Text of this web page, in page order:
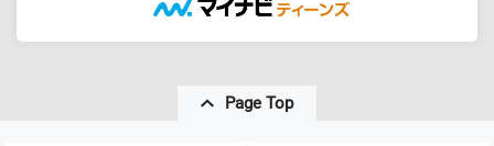
Page Top